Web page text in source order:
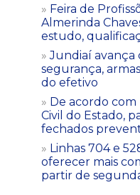
Feira de
Almerinda
estudo,
Jundiaí avança
segurança,
do efetivo
De acordo
Civil do Estado,
fechados
Linhas 704 e
oferecer mais
partir de